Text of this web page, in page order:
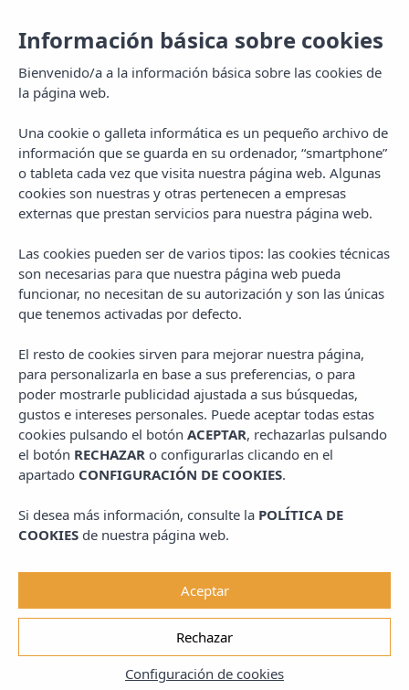
Academia
Información básica sobre cookies
Bienvenido/a a la información básica sobre las cookies de
la página web.
Una cookie o galleta informática es un pequeño archivo de
información que se guarda en su ordenador, “smartphone”
o tableta cada vez que visita nuestra página web. Algunas
cookies son nuestras y otras pertenecen a empresas
externas que prestan servicios para nuestra página web.
Las cookies pueden ser de varios tipos: las cookies técnicas
son necesarias para que nuestra página web pueda
funcionar, no necesitan de su autorización y son las únicas
que tenemos activadas por defecto.
El resto de cookies sirven para mejorar nuestra página,
para personalizarla en base a sus preferencias, o para
poder mostrarle publicidad ajustada a sus búsquedas,
gustos e intereses personales. Puede aceptar todas estas
cookies pulsando el botón ACEPTAR, rechazarlas pulsando
el botón RECHAZAR o configurarlas clicando en el
apartado CONFIGURACIÓN DE COOKIES.
Si desea más información, consulte la POLÍTICA DE
COOKIES de nuestra página web.
Configuración de cookies
Rechazar
Aceptar